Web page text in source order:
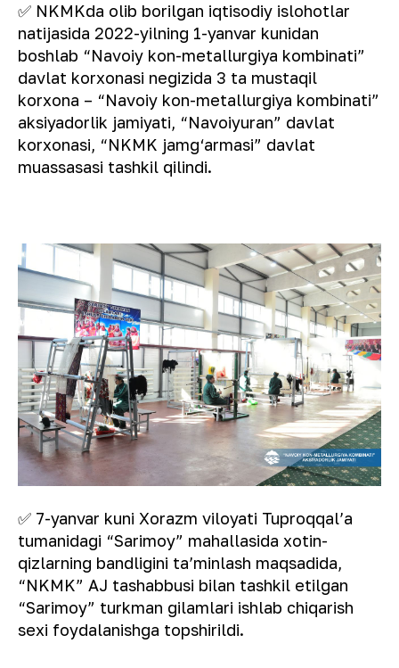
✅ NKMKda olib borilgan iqtisodiy islohotlar
natijasida 2022-yilning 1-yanvar kunidan
boshlab “Navoiy kon-metallurgiya kombinati”
davlat korxonasi negizida 3 ta mustaqil
korxona – “Navoiy kon-metallurgiya kombinati”
aksiyadorlik jamiyati, “Navoiyuran” davlat
korxonasi, “NKMK jamg‘armasi” davlat
muassasasi tashkil qilindi.
✅ 7-yanvar kuni Xorazm viloyati Tuproqqalʼa
tumanidagi “Sarimoy” mahallasida xotin-
qizlarning bandligini taʼminlash maqsadida,
“NKMK” AJ tashabbusi bilan tashkil etilgan
“Sarimoy” turkman gilamlari ishlab chiqarish
sexi foydalanishga topshirildi.